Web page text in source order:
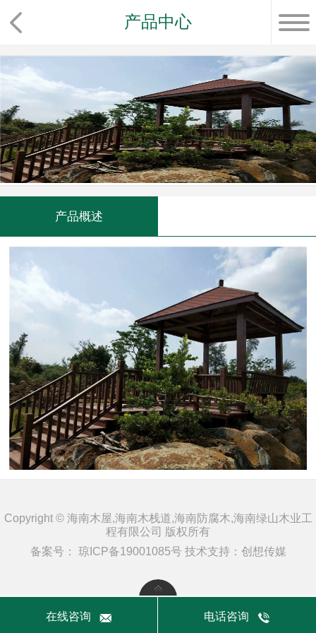
产品中心
产品概述
Copyright © 海南木屋,海南木栈道,海南防腐木,海南绿山木业工
程有限公司 版权所有
备案号：
琼ICP备19001085号技术支持： 创想传媒
在线咨询 电话咨询